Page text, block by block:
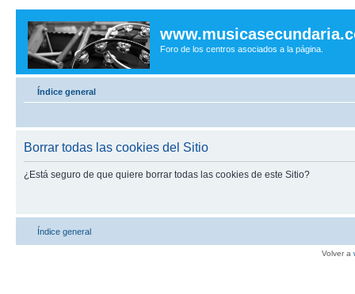
Foro de los centros asociados a la página.
Índice general
Borrar todas las cookies del Sitio
¿Está seguro de que quiere borrar todas las cookies de este Sitio?
Índice general
Volver a